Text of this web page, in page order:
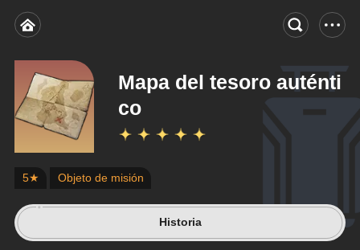
Mapa del tesoro auténti
co
5★ Objeto de misión
Historia